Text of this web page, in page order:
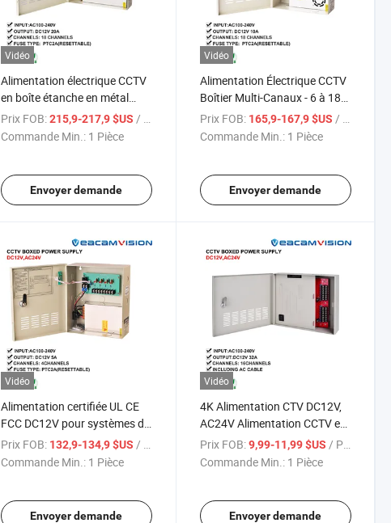
Vidéo
Alimentation électrique CCTV
en boîte étanche en métal
pour utilisation extérieure
sécurité CCTV - DC12V 5A-
Prix FOB: 215,9-217,9 $US / Pièce
Commande Min.: 1 Pièce
Envoyer demande
Vidéo
Alimentation Électrique CCTV
Boîtier Multi-Canaux - 6 à 18
Sorties avec Protection par
Fusible Réinitialisable Caméra
Prix FOB: 165,9-167,9 $US / Pièce
Commande Min.: 1 Pièce
Envoyer demande
Vidéo
Alimentation certifiée UL CE
FCC DC12V pour systèmes de
caméras de sécurité DC12V,
AC24V alimentation de boîte
Prix FOB: 132,9-134,9 $US / Pièce
Commande Min.: 1 Pièce
Envoyer demande
Vidéo
4K Alimentation CTV DC12V,
AC24V Alimentation CCTV en
boîte Caméra de sécurité
CCTV
Prix FOB: 9,99-11,99 $US / Pièce
Commande Min.: 1 Pièce
Envoyer demande